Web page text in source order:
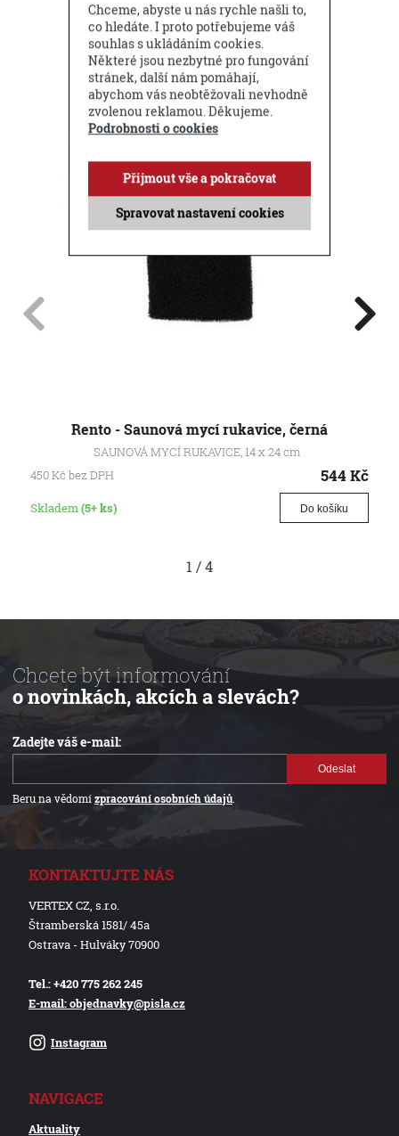
Příbuzné produkty
Rento - Saunová mycí rukavice, černá
SAUNOVÁ MYCÍ RUKAVICE, 14 x 24 cm
450Kč bez DPH 544Kč
Skladem(5+ ks) Do košíku
1 /4
Chcete být informování
o novinkách, akcích a slevách?
Zadejte váš e-mail:
Odeslat
Beru na vědomízpracování osobních údajů.
KONTAKTUJTE NÁS
VERTEX CZ, s.r.o.
Štramberská 1581/ 45a
Ostrava - Hulváky 70900
Tel.: +420 775 262 245
E-mail: objednavky@pisla.cz
Instagram
NAVIGACE
Aktuality
Chceme, abyste u nás rychle našli to,
co hledáte. I proto potřebujeme váš
souhlas s ukládáním cookies.
Některé jsou nezbytné pro fungování
stránek, další nám pomáhají,
abychom vás neobtěžovali nevhodně
zvolenou reklamou. Děkujeme.
Podrobnosti o cookies
Spravovat nastavení cookies
Přijmout vše a pokračovat